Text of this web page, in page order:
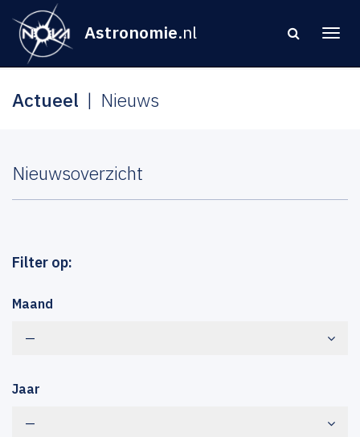
Astronomie.nl
Actueel Nieuws
Nieuwsoverzicht
Filter op:
Maand
—
Jaar
—